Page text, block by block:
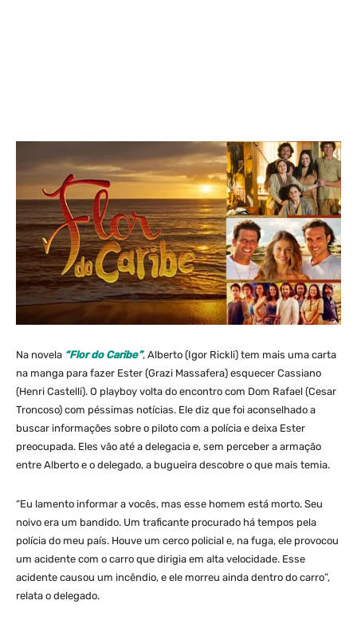
Na novela “Flor do Caribe”, Alberto (Igor Rickli) tem mais uma carta
na manga para fazer Ester (Grazi Massafera) esquecer Cassiano
(Henri Castelli). O playboy volta do encontro com Dom Rafael (Cesar
Troncoso) com péssimas notícias. Ele diz que foi aconselhado a
buscar informações sobre o piloto com a polícia e deixa Ester
preocupada. Eles vão até a delegacia e, sem perceber a armação
entre Alberto e o delegado, a bugueira descobre o que mais temia.
“Eu lamento informar a vocês, mas esse homem está morto. Seu
noivo era um bandido. Um traficante procurado há tempos pela
polícia do meu país. Houve um cerco policial e, na fuga, ele provocou
um acidente com o carro que dirigia em alta velocidade. Esse
acidente causou um incêndio, e ele morreu ainda dentro do carro”,
relata o delegado.